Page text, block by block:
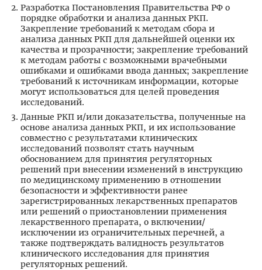
Разработка Постановления Правительства РФ о
порядке обработки и анализа данных РКП.
Закрепление требований к методам сбора и
анализа данных РКП для дальнейшей оценки их
качества и прозрачности; закрепление требований
к методам работы с возможными врачебными
ошибками и ошибками ввода данных; закрепление
требований к источникам информации, которые
могут использоваться для целей проведения
исследований.
Данные РКП и/или доказательства, полученные на
основе анализа данных РКП, и их использование
совместно с результатами клинических
исследований позволят стать научным
обоснованием для принятия регуляторных
решений при внесении изменений в инструкцию
по медицинскому применению в отношении
безопасности и эффективности ранее
зарегистрированных лекарственных препаратов
или решений о приостановлении применения
лекарственного препарата, о включении/
исключении из ограничительных перечней, а
также подтверждать валидность результатов
клинического исследования для принятия
регуляторных решений.